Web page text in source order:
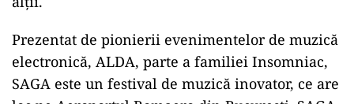
Prezentat de pionierii evenimentelor de muzică
electronică, ALDA, parte a familiei Insomniac,
SAGA este un festival de muzică inovator, ce are